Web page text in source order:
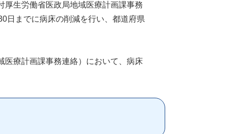
厚生労働省医政局地域医療計画課事務
日までに病床の削減を行い、都道府県
医療計画課事務連絡）において、病床